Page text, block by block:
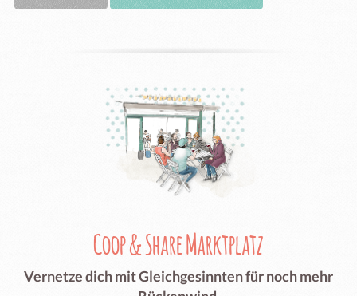
Coop & Share Marktplatz
Vernetze dich mit Gleichgesinnten für noch mehr